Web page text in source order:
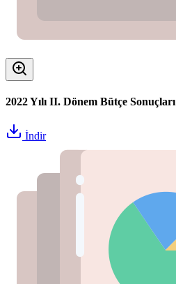
2022 Yılı II. Dönem Bütçe Sonuçları
İndir